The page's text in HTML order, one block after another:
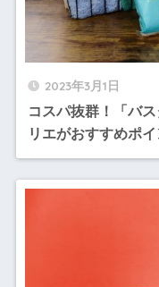
2023年3月1日
コスパ抜群！「バ
リエがおすすめポ